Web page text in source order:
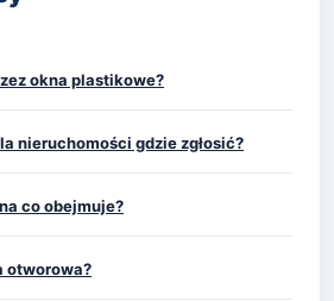
okna plastikowe?
nieruchomości gdzie zgłosić?
co obejmuje?
otworowa?